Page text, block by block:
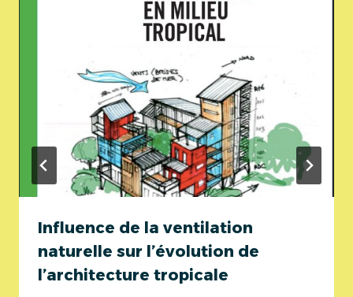
Influence de la ventilation
naturelle sur l’évolution de
l’architecture tropicale